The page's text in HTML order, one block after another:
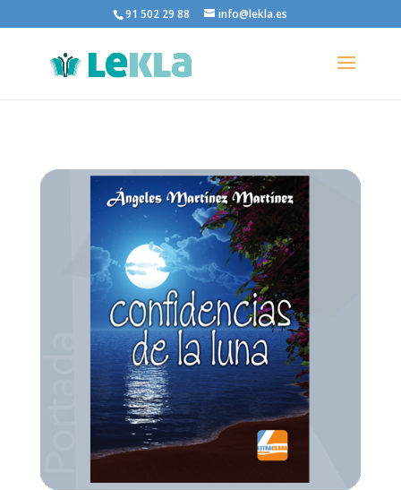
91 502 29 88 info@lekla.es